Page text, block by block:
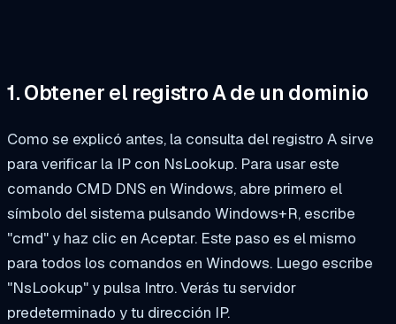
1. Obtener el registro A de un dominio
Como se explicó antes, la consulta del registro A sirve
para verificar la IP con NsLookup. Para usar este
comando CMD DNS en Windows, abre primero el
símbolo del sistema pulsando Windows+R, escribe
"cmd" y haz clic en Aceptar. Este paso es el mismo
para todos los comandos en Windows. Luego escribe
"NsLookup" y pulsa Intro. Verás tu servidor
predeterminado y tu dirección IP.